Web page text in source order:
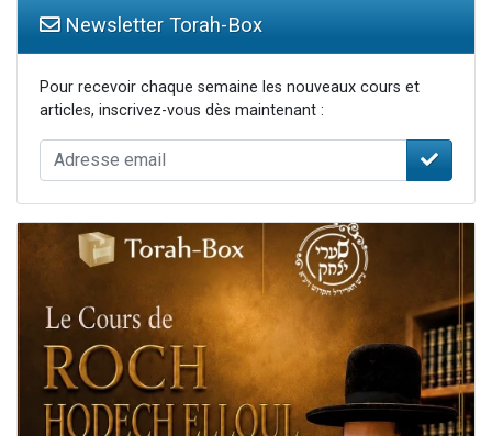
Newsletter Torah-Box
Pour recevoir chaque semaine les nouveaux cours et
articles, inscrivez-vous dès maintenant :